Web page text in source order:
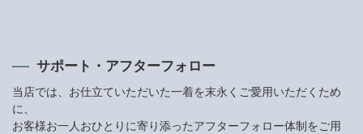
サポート・アフターフォロー
当店では、お仕立ていただいた一着を末永くご愛用いただくため
に、
お客様お一人おひとりに寄り添ったアフターフォロー体制をご用